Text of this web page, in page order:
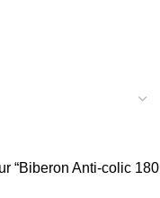
“Biberon Anti-colic 180